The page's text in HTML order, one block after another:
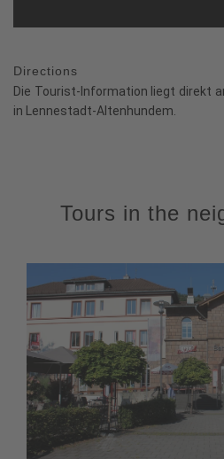
Directions
Die Tourist-Information liegt direkt
in Lennestadt-Altenhundem.
Tours in the